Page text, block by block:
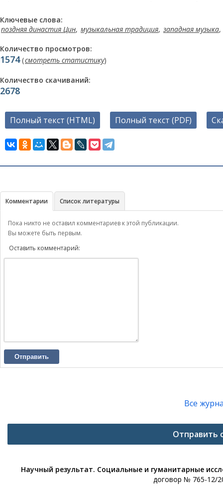
Ключевые слова:
поздняя династия Цин, музыкальная традиция, западная музыка,
Количество просмотров:
1574(смотреть статистику)
Количество скачиваний:
2678
Полный текст (HTML) Полный текст (PDF)
Комментарии Список литературы
Пока никто не оставил комментариев к этой публикации.
Вы можете быть первым.
Оставить комментарий:
Отправить
Все
Отправить
Научный результат. Социальные и гуманитарные
договор № 765-12/